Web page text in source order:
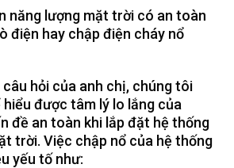
năng lượng mặt trời có an toàn
điện hay chập điện cháy nổ
hỏi của anh chị, chúng tôi
được tâm lý lo lắng của
đề an toàn khi lắp đặt hệ thống
trời. Việc chập nổ của hệ thống
yếu tố như: